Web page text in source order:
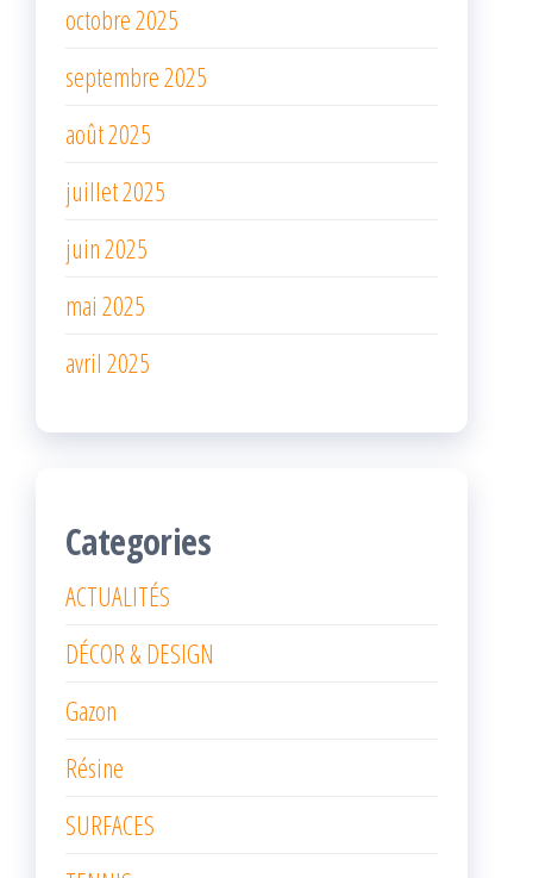
octobre 2025
septembre 2025
août 2025
juillet 2025
juin 2025
mai 2025
avril 2025
Categories
ACTUALITÉS
DÉCOR & DESIGN
Gazon
Résine
SURFACES